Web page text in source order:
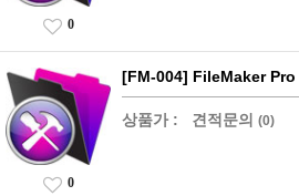
0
[FM-004] FileMaker
상품가 : 견적문의 (0)
0